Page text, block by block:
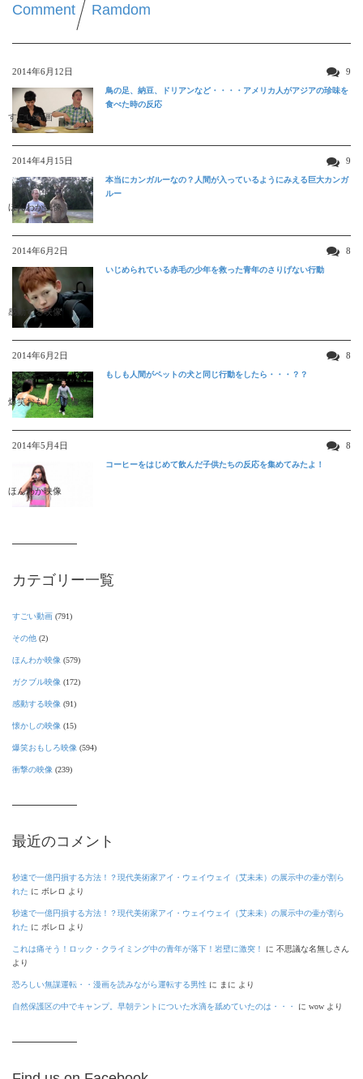
Comment Ramdom
2014年6月12日 9
すごい動画
鳥の足、納豆、ドリアンなど・・・・アメリカ人がアジアの珍味を
食べた時の反応
2014年4月15日 9
ほんわか映像
本当にカンガルーなの？人間が入っているようにみえる巨大カンガ
ルー
2014年6月2日 8
感動する映像
いじめられている赤毛の少年を救った青年のさりげない行動
2014年6月2日 8
爆笑おもしろ映像
もしも人間がペットの犬と同じ行動をしたら・・・？？
2014年5月4日 8
ほんわか映像
コーヒーをはじめて飲んだ子供たちの反応を集めてみたよ！
カテゴリー一覧
すごい動画 (791)
その他 (2)
ほんわか映像 (579)
ガクブル映像 (172)
感動する映像 (91)
懐かしの映像 (15)
爆笑おもしろ映像 (594)
衝撃の映像 (239)
最近のコメント
秒速で一億円損する方法！？現代美術家アイ・ウェイウェイ（艾未未）の展示中の壷が割ら
れた に ボレロ より
秒速で一億円損する方法！？現代美術家アイ・ウェイウェイ（艾未未）の展示中の壷が割ら
れた に ボレロ より
これは痛そう！ロック・クライミング中の青年が落下！岩壁に激突！ に 不思議な名無しさん
より
恐ろしい無謀運転・・漫画を読みながら運転する男性 に まに より
自然保護区の中でキャンプ。早朝テントについた水滴を舐めていたのは・・・ に wow より